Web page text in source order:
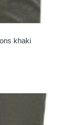
khaki